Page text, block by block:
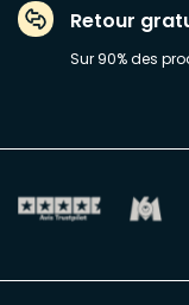
Retour
Sur 90% des